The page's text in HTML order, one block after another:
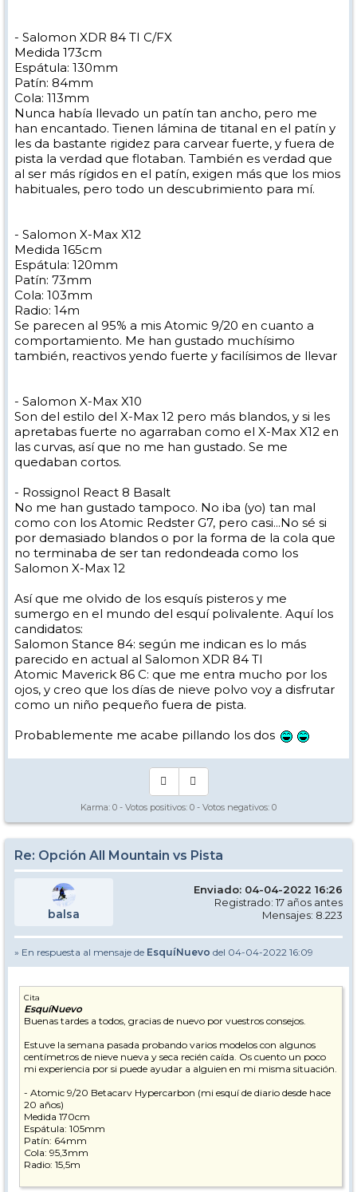
- Salomon XDR 84 TI C/FX
Medida 173cm
Espátula: 130mm
Patín: 84mm
Cola: 113mm
Nunca había llevado un patín tan ancho, pero me
han encantado. Tienen lámina de titanal en el patín y
les da bastante rigidez para carvear fuerte, y fuera de
pista la verdad que flotaban. También es verdad que
al ser más rígidos en el patín, exigen más que los mios
habituales, pero todo un descubrimiento para mí.
- Salomon X-Max X12
Medida 165cm
Espátula: 120mm
Patín: 73mm
Cola: 103mm
Radio: 14m
Se parecen al 95% a mis Atomic 9/20 en cuanto a
comportamiento. Me han gustado muchísimo
también, reactivos yendo fuerte y facilísimos de llevar
- Salomon X-Max X10
Son del estilo del X-Max 12 pero más blandos, y si les
apretabas fuerte no agarraban como el X-Max X12 en
las curvas, así que no me han gustado. Se me
quedaban cortos.
- Rossignol React 8 Basalt
No me han gustado tampoco. No iba (yo) tan mal
como con los Atomic Redster G7, pero casi...No sé si
por demasiado blandos o por la forma de la cola que
no terminaba de ser tan redondeada como los
Salomon X-Max 12
Así que me olvido de los esquís pisteros y me
sumergo en el mundo del esquí polivalente. Aquí los
candidatos:
Salomon Stance 84: según me indican es lo más
parecido en actual al Salomon XDR 84 TI
Atomic Maverick 86 C: que me entra mucho por los
ojos, y creo que los días de nieve polvo voy a disfrutar
como un niño pequeño fuera de pista.
Probablemente me acabe pillando los dos
Karma: 0 - Votos positivos: 0 - Votos negativos: 0
Re: Opción All Mountain vs Pista
balsa
Enviado: 04-04-2022 16:26
Registrado: 17 años antes
Mensajes: 8.223
» En respuesta al mensaje de EsquíNuevo del 04-04-2022 16:09
Cita
EsquíNuevo
Buenas tardes a todos, gracias de nuevo por vuestros consejos.
Estuve la semana pasada probando varios modelos con algunos
centímetros de nieve nueva y seca recién caída. Os cuento un poco
mi experiencia por si puede ayudar a alguien en mi misma situación.
- Atomic 9/20 Betacarv Hypercarbon (mi esquí de diario desde hace
20 años)
Medida 170cm
Espátula: 105mm
Patín: 64mm
Cola: 95,3mm
Radio: 15,5m